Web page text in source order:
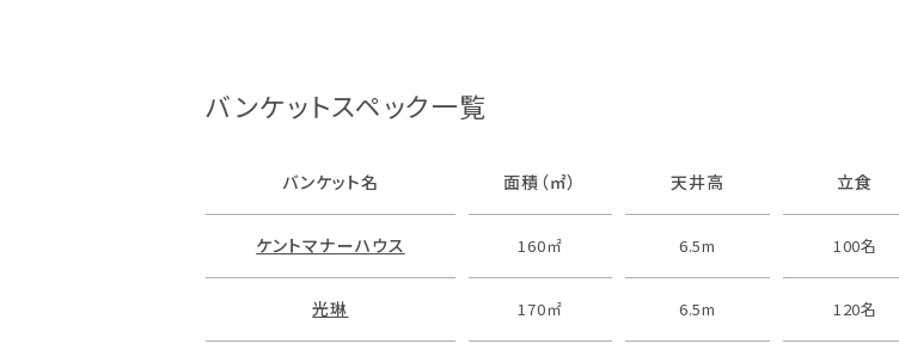
バンケットスペック一覧
バンケット名 面積（㎡） 天井高 立食
ケントマナーハウス 160㎡ 6.5m 100名
光琳 170㎡ 6.5m 120名